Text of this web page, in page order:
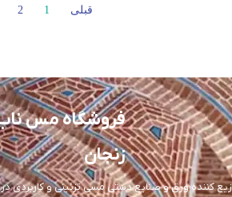
قبلی 1
2
فروشگاه مس
زنجان
کننده ورق و صنایع دستی مسی تزئینی و کاربردی در